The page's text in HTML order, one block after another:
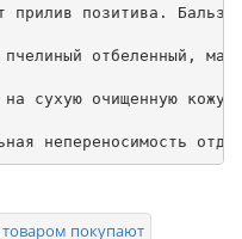
прилив позитива.
отбеленный,
на сухую очищенную кожу
непереносимость
покупают